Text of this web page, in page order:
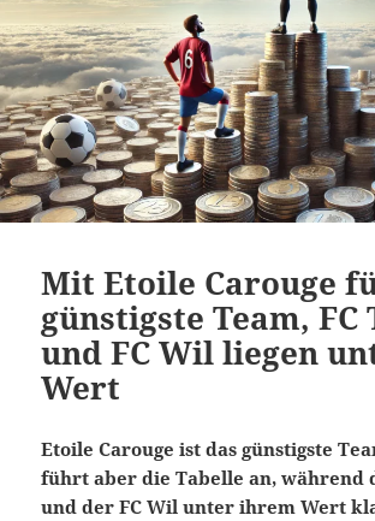
Mit Etoile Carouge
günstigste Team, FC
und FC Wil liegen
Wert
Etoile Carouge ist das günstigste
führt aber die Tabelle an, während
und der FC Wil unter ihrem Wert